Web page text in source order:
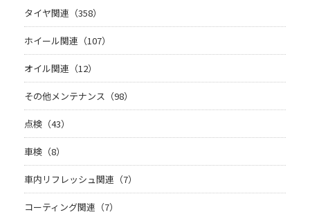
タイヤ関連（358）
ホイール関連（107）
オイル関連（12）
その他メンテナンス（98）
点検（43）
車検（8）
車内リフレッシュ関連（7）
コーティング関連（7）